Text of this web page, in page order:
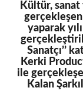
Kültür, sanat
yaparak
Sanatçı’’
Kerki
ile
Kalan